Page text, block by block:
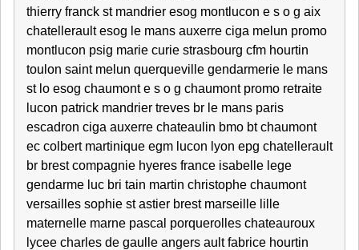
thierry franck st mandrier esog montlucon e s o g aix
chatellerault esog le mans auxerre ciga melun promo
montlucon psig marie curie strasbourg cfm hourtin
toulon saint melun querqueville gendarmerie le mans
st lo esog chaumont e s o g chaumont promo retraite
lucon patrick mandrier treves br le mans paris
escadron ciga auxerre chateaulin bmo bt chaumont
ec colbert martinique egm lucon lyon epg chatellerault
br brest compagnie hyeres france isabelle lege
gendarme luc bri tain martin christophe chaumont
versailles sophie st astier brest marseille lille
maternelle marne pascal porquerolles chateauroux
lycee charles de gaulle angers ault fabrice hourtin